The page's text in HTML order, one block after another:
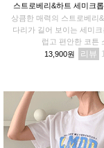
스트로베리&하트 세미크
상큼한 매력의 스트로베리
다리가 길어 보이는 세미크
럽고 편안한 코튼
13,900원
리뷰 1